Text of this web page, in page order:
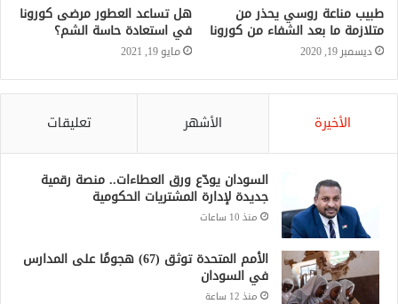
طبيب مناعة روسي يحذر من
متلازمة ما بعد الشفاء من كورونا
ديسمبر 19, 2020
هل تساعد العطور مرضى كورونا
في استعادة حاسة الشم؟
مايو 19, 2021
الأخيرة الأشهر تعليقات
السودان يودّع ورق العطاءات.. منصة رقمية
جديدة لإدارة المشتريات الحكومية
منذ 10 ساعات
الأمم المتحدة توثق (67) هجومًا على المدارس
في السودان
منذ 12 ساعة